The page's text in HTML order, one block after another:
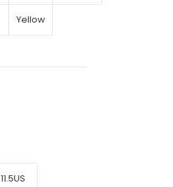
Yellow
11.5US